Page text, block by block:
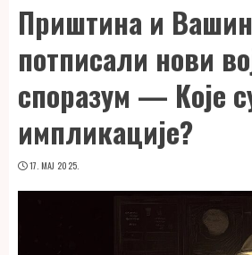
Приштина и
потписали нови
споразум — Које
импликације?
17. МАЈ 2025.